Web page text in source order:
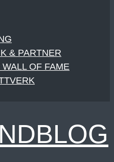
& PARTNER
OF FAME